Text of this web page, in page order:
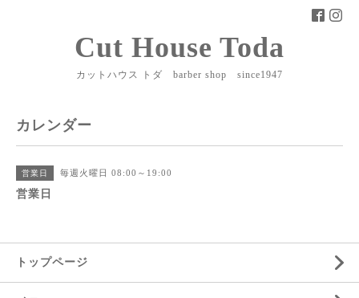
Cut House Toda
カットハウス トダ barber shop since1947
カレンダー
営業日 毎週火曜日 08:00～19:00
営業日
トップページ